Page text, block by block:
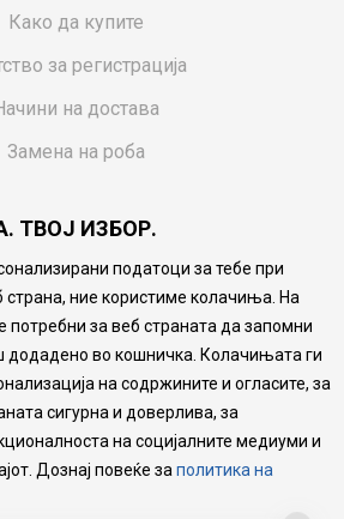
Како да купите
за регистрација
на достава
Замена на роба
Ваучери
Product Finder
FAQs
што попрецизни во описот на
на слики и цени, но не
дека сите информации се
Сите производи се дел од
не се подразбира дека мора да се
во секој момент.
ТВОЈ ИЗБОР.
податоци за тебе при
ние користиме колачиња. На
за веб страната да запомни
додадено во кошничка. Колачињата ги
на содржините и огласите, за
сигурна и доверлива, за
на социјалните медиуми и
Дознај повеќе за политика на